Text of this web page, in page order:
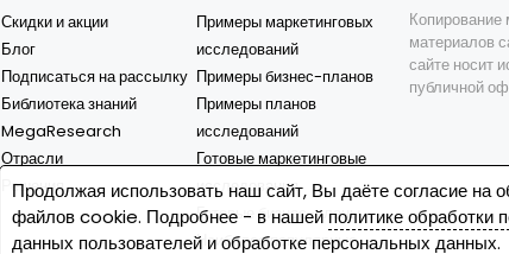
Скидки и акции
Блог
Подписаться на рассылку
Библиотека знаний
MegaResearch
Отрасли
Решения
Примеры маркетинговых
исследований
Примеры бизнес-планов
Примеры планов
исследований
Готовые маркетинговые
исследования
Готовые бизнес-планы
Наиболее популярные
Копирование
материалов
сайте носит
публичной
Продолжая использовать наш сайт, Вы даёте согласие на
файлов cookie. Подробнее - в нашей политике обработки
данных пользователей иобработке персональных данных.